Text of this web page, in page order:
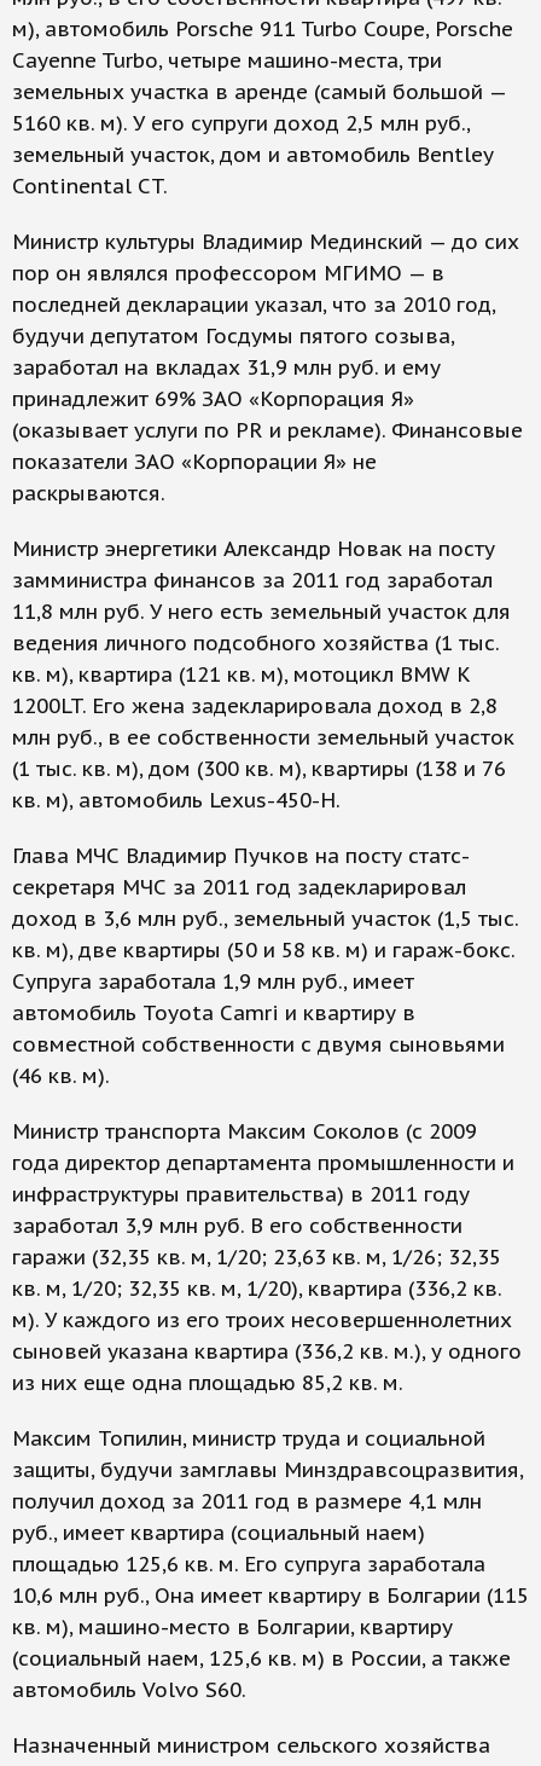
м), автомобиль Porsche 911 Turbo Coupe, Porsche
Cayenne Turbo, четыре машино-места, три
земельных участка в аренде (самый большой —
5160 кв. м). У его супруги доход 2,5 млн руб.,
земельный участок, дом и автомобиль Bentley
Continental CT.
Министр культуры Владимир Мединский — до сих
пор он являлся профессором МГИМО — в
последней декларации указал, что за 2010 год,
будучи депутатом Госдумы пятого созыва,
заработал на вкладах 31,9 млн руб. и ему
принадлежит 69% ЗАО «Корпорация Я»
(оказывает услуги по PR и рекламе). Финансовые
показатели ЗАО «Корпорации Я» не
раскрываются.
Министр энергетики Александр Новак на посту
замминистра финансов за 2011 год заработал
11,8 млн руб. У него есть земельный участок для
ведения личного подсобного хозяйства (1 тыс.
кв. м), квартира (121 кв. м), мотоцикл BMW K
1200LT. Его жена задекларировала доход в 2,8
млн руб., в ее собственности земельный участок
(1 тыс. кв. м), дом (300 кв. м), квартиры (138 и 76
кв. м), автомобиль Lexus-450-H.
Глава МЧС Владимир Пучков на посту статс-
секретаря МЧС за 2011 год задекларировал
доход в 3,6 млн руб., земельный участок (1,5 тыс.
кв. м), две квартиры (50 и 58 кв. м) и гараж-бокс.
Супруга заработала 1,9 млн руб., имеет
автомобиль Toyota Camri и квартиру в
совместной собственности с двумя сыновьями
(46 кв. м).
Министр транспорта Максим Соколов (с 2009
года директор департамента промышленности и
инфраструктуры правительства) в 2011 году
заработал 3,9 млн руб. В его собственности
гаражи (32,35 кв. м, 1/20; 23,63 кв. м, 1/26; 32,35
кв. м, 1/20; 32,35 кв. м, 1/20), квартира (336,2 кв.
м). У каждого из его троих несовершеннолетних
сыновей указана квартира (336,2 кв. м.), у одного
из них еще одна площадью 85,2 кв. м.
Максим Топилин, министр труда и социальной
защиты, будучи замглавы Минздравсоцразвития,
получил доход за 2011 год в размере 4,1 млн
руб., имеет квартира (социальный наем)
площадью 125,6 кв. м. Его супруга заработала
10,6 млн руб., Она имеет квартиру в Болгарии (115
кв. м), машино-место в Болгарии, квартиру
(социальный наем, 125,6 кв. м) в России, а также
автомобиль Volvo S60.
Назначенный министром сельского хозяйства